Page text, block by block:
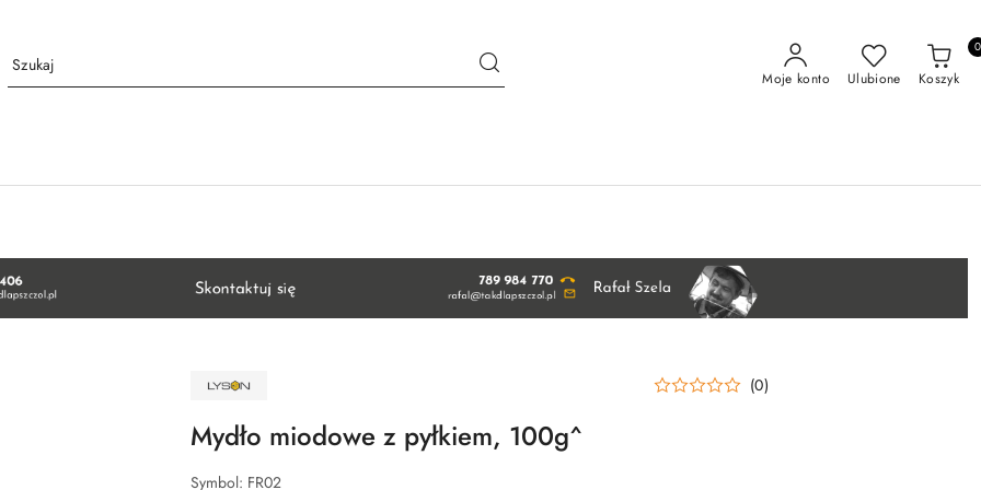
Moje konto Ulubione Koszyk
0
NAZWA
PRODUCENTA: (0)
Mydło miodowe z pyłkiem, 100g^
Symbol: FR02